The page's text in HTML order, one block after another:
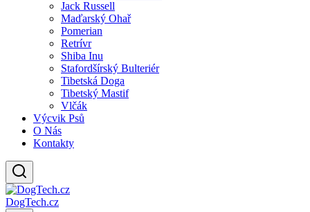
Jack Russell
Maďarský Ohař
Pomerian
Retrívr
Shiba Inu
Stafordšírský Bulteriér
Tibetská Doga
Tibetský Mastif
Vlčák
Výcvik Psů
O Nás
Kontakty
DogTech.cz